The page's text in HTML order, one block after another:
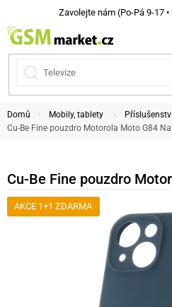
Zavolejte nám (Po-Pá 9-17 •
Domů Mobily, tablety
Cu-Be Fine pouzdro Motorola Moto G84
Cu-Be Fine pouzdro
AKCE 1+1 ZDARMA